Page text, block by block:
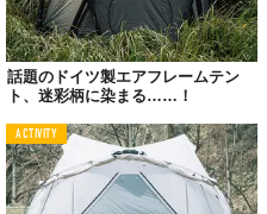
話題のドイツ製エアフレームテン
ト、迷彩柄に染まる……！
ACTIVITY